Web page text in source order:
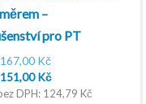
–
pro PT
167,00 KčPůvodní
cena
byla:
151,00KčAktuální
cena
124,79Kč